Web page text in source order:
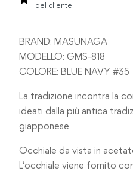
del cliente
BRAND: MASUNAGA
MODELLO: GMS-818
COLORE: BLUE NAVY #35
La tradizione incontra la
ideati dalla più antica
giapponese.
Occhiale da vista in
L’occhiale viene fornito